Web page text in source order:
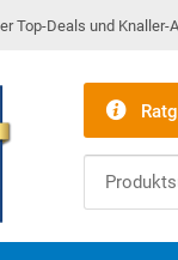
Top-Deals und Knaller-